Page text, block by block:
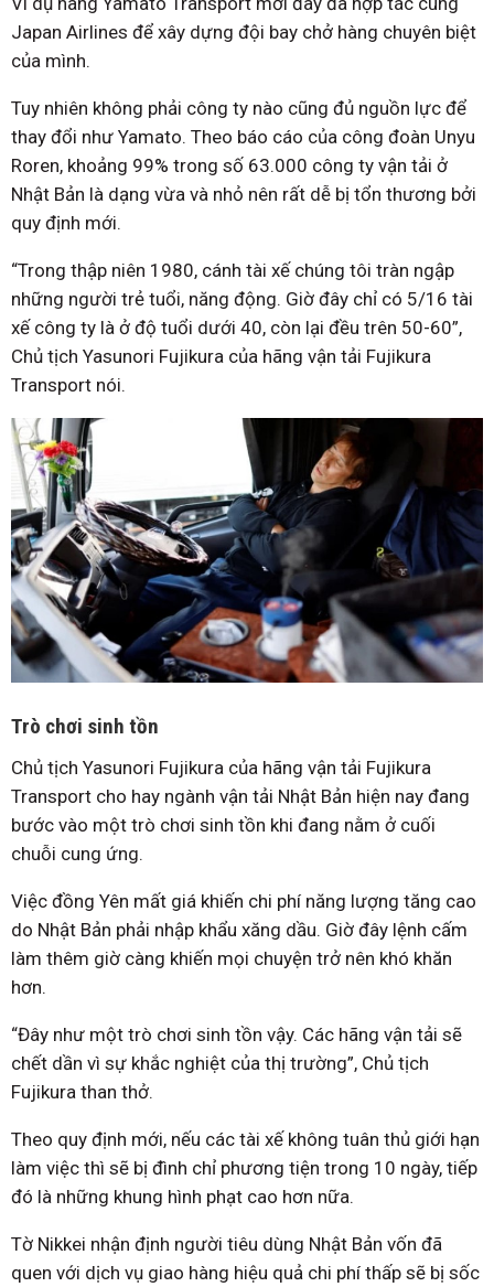
Japan Airlines để xây dựng đội bay chở hàng chuyên biệt
của mình.
Tuy nhiên không phải công ty nào cũng đủ nguồn lực để
thay đổi như Yamato. Theo báo cáo của công đoàn Unyu
Roren, khoảng 99% trong số 63.000 công ty vận tải ở
Nhật Bản là dạng vừa và nhỏ nên rất dễ bị tổn thương bởi
quy định mới.
“Trong thập niên 1980, cánh tài xế chúng tôi tràn ngập
những người trẻ tuổi, năng động. Giờ đây chỉ có 5/16 tài
xế công ty là ở độ tuổi dưới 40, còn lại đều trên 50-60”,
Chủ tịch Yasunori Fujikura của hãng vận tải Fujikura
Transport nói.
Trò chơi sinh tồn
Chủ tịch Yasunori Fujikura của hãng vận tải Fujikura
Transport cho hay ngành vận tải Nhật Bản hiện nay đang
bước vào một trò chơi sinh tồn khi đang nằm ở cuối
chuỗi cung ứng.
Việc đồng Yên mất giá khiến chi phí năng lượng tăng cao
do Nhật Bản phải nhập khẩu xăng dầu. Giờ đây lệnh cấm
làm thêm giờ càng khiến mọi chuyện trở nên khó khăn
hơn.
“Đây như một trò chơi sinh tồn vậy. Các hãng vận tải sẽ
chết dần vì sự khắc nghiệt của thị trường”, Chủ tịch
Fujikura than thở.
Theo quy định mới, nếu các tài xế không tuân thủ giới hạn
làm việc thì sẽ bị đình chỉ phương tiện trong 10 ngày, tiếp
đó là những khung hình phạt cao hơn nữa.
Tờ Nikkei nhận định người tiêu dùng Nhật Bản vốn đã
quen với dịch vụ giao hàng hiệu quả chi phí thấp sẽ bị sốc